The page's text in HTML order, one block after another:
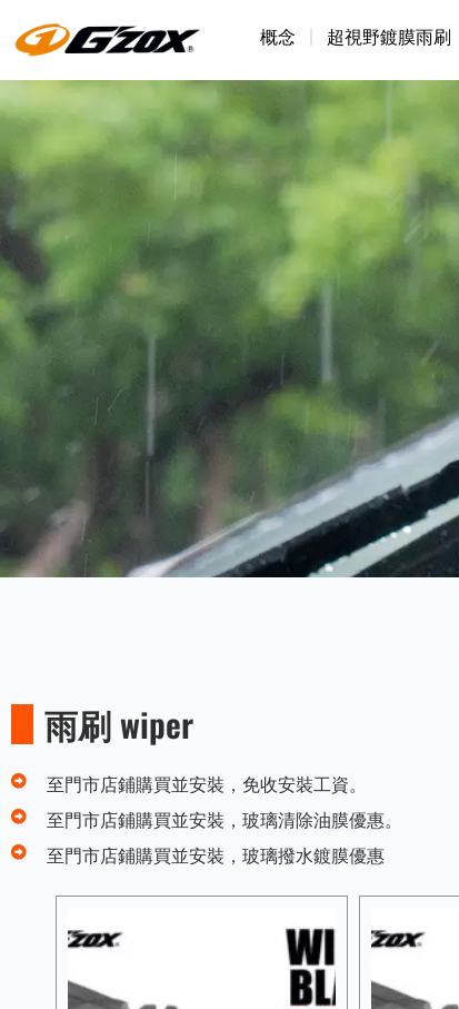
概念 超視野鍍膜雨刷
雨刷 wiper
至門市店鋪購買並安裝，免收安裝工資。
至門市店鋪購買並安裝，玻璃清除油膜優惠。
至門市店鋪購買並安裝，玻璃撥水鍍膜優惠